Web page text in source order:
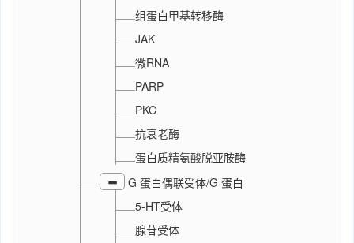
组蛋白甲基转移酶
JAK
微RNA
PARP
PKC
抗衰老酶
蛋白质精氨酸脱亚胺酶
G 蛋白偶联受体/G 蛋白
5-HT受体
腺苷受体